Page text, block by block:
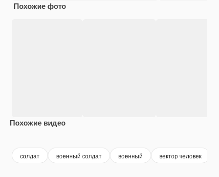
Похожие фото
Похожие видео
солдат военный солдат военный вектор человек